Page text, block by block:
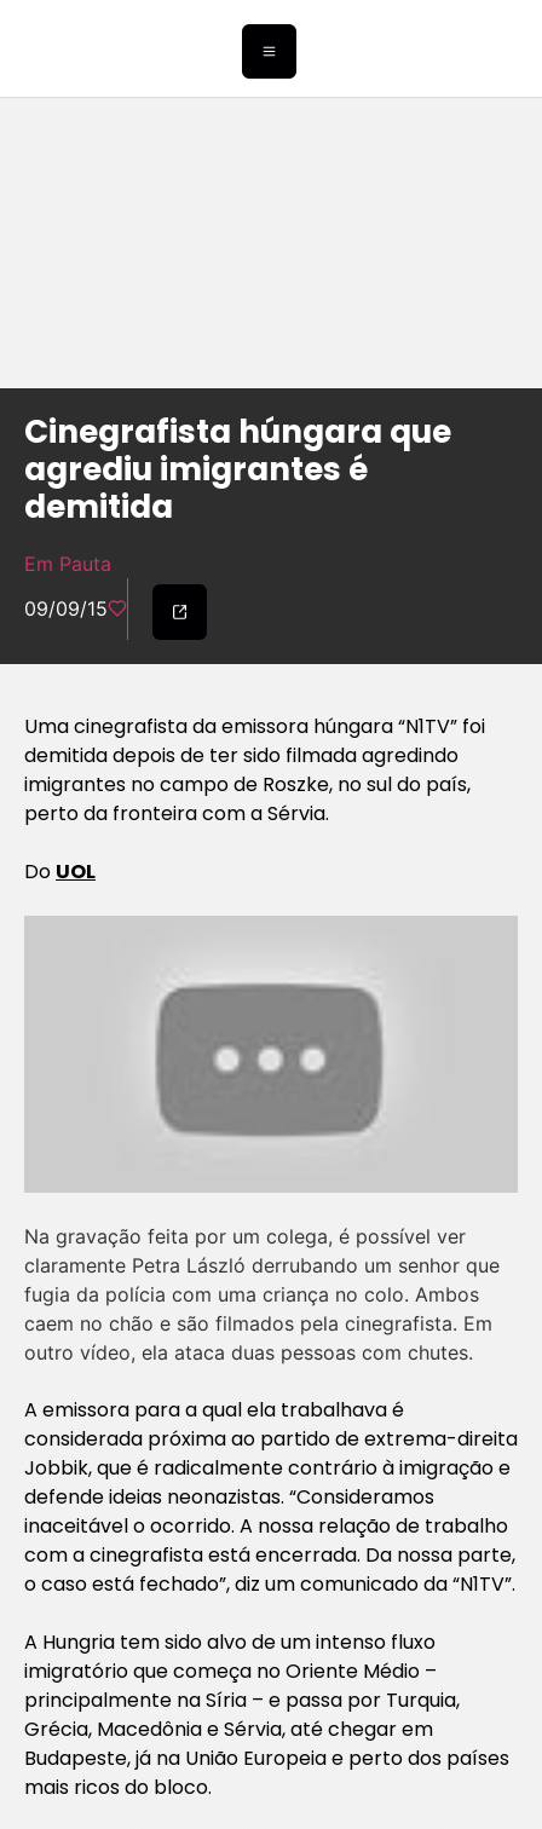
Cinegrafista húngara que
agrediu imigrantes é
demitida
Em Pauta
09/09/15
Uma cinegrafista da emissora húngara “N1TV” foi
demitida depois de ter sido filmada agredindo
imigrantes no campo de Roszke, no sul do país,
perto da fronteira com a Sérvia.
Do UOL
Na gravação feita por um colega, é possível ver
claramente Petra László derrubando um senhor que
fugia da polícia com uma criança no colo. Ambos
caem no chão e são filmados pela cinegrafista. Em
outro vídeo, ela ataca duas pessoas com chutes.
A emissora para a qual ela trabalhava é
considerada próxima ao partido de extrema-direita
Jobbik, que é radicalmente contrário à imigração e
defende ideias neonazistas. “Consideramos
inaceitável o ocorrido. A nossa relação de trabalho
com a cinegrafista está encerrada. Da nossa parte,
o caso está fechado”, diz um comunicado da “N1TV”.
A Hungria tem sido alvo de um intenso fluxo
imigratório que começa no Oriente Médio –
principalmente na Síria – e passa por Turquia,
Grécia, Macedônia e Sérvia, até chegar em
Budapeste, já na União Europeia e perto dos países
mais ricos do bloco.